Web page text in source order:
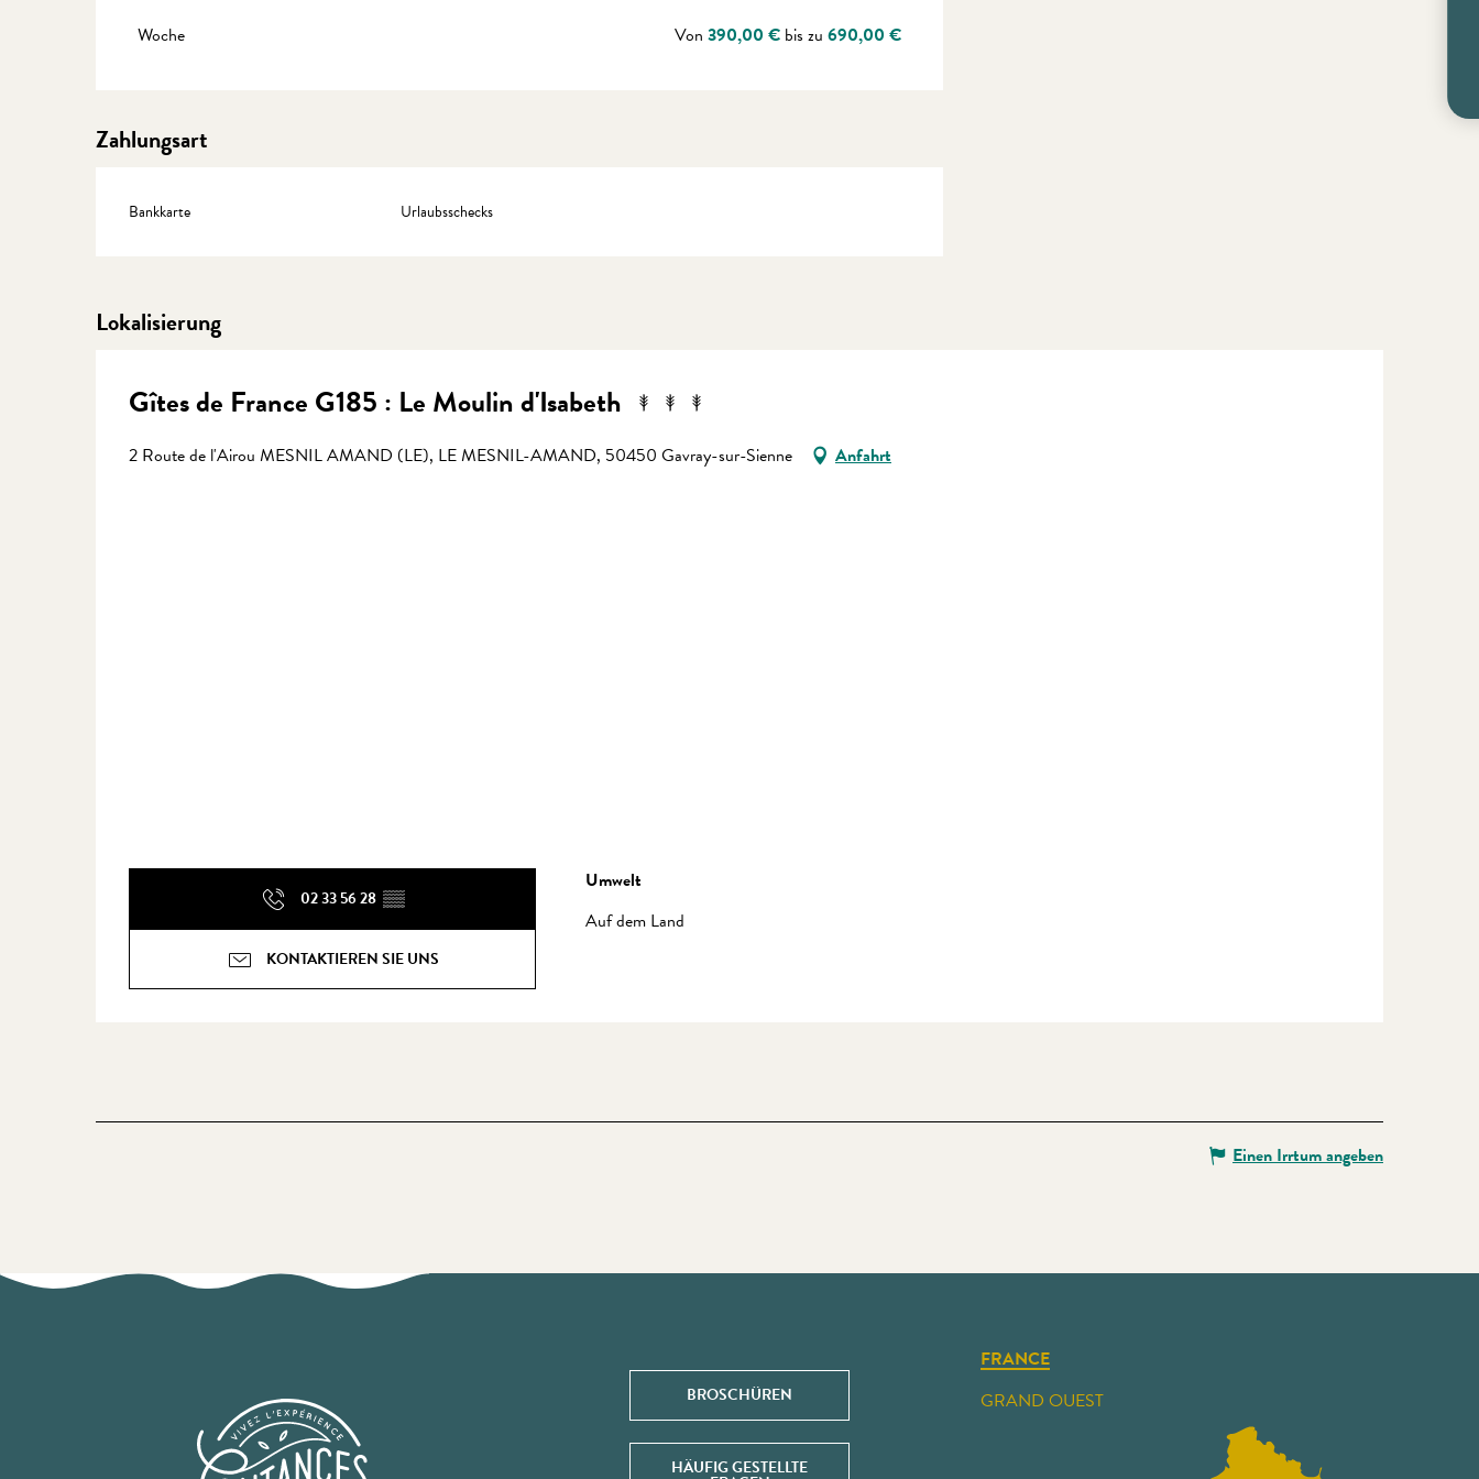
Preise 2027
Woche Von390,00 € bis zu690,00 €
Zahlungsart
Bankkarte Urlaubsschecks
Lokalisierung
Gîtes de France G185 : Le Moulin d'Isabeth
2 Route de l'Airou MESNIL AMAND (LE), LE MESNIL-AMAND, 50450 Gavray-sur-Sienne Anfahrt
02 33 56 28 ▒▒
KONTAKTIEREN SIE UNS
Umwelt
Umwelt
Auf dem Land
Einen Irrtum angeben
BROSCHÜREN
HÄUFIG GESTELLTE
FRANCE
GRAND OUEST